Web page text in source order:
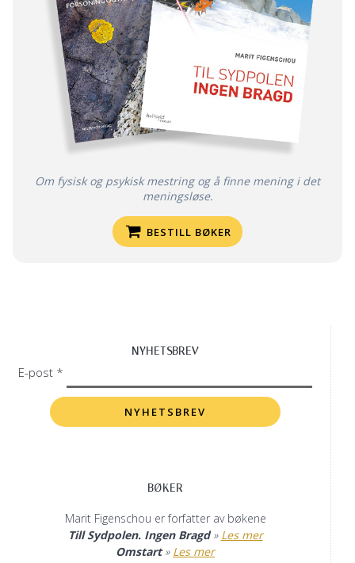
Om fysisk og psykisk mestring og å finne mening i det
meningsløse.
BESTILL BØKER
NYHETSBREV
E-post *
BØKER
Marit Figenschou er forfatter av bøkene
Till Sydpolen. Ingen Bragd» Les mer
Omstart» Les mer